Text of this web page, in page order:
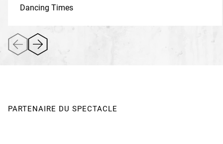
Dancing Times
PARTENAIRE DU SPECTACLE